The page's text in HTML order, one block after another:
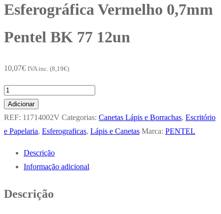
Esferográfica Vermelho 0,7mm
Pentel BK 77 12un
10,07€ IVA inc. (8,19€)
Quantidade
de
Esferográfica
Vermelho
12un
Adicionar
REF: 11714002V Categorias: Canetas Lápis e Borrachas, Escritório
e Papelaria, Esferograficas, Lápis e Canetas Marca: PENTEL
Descrição
Informação adicional
Descrição